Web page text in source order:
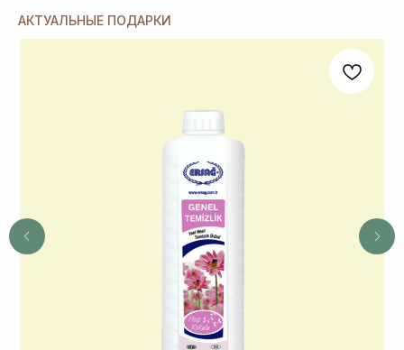
АКТУАЛЬНЫЕ ПОДАРКИ
[ Дарим приятныеподарки и скидкипри заказе ]
При заказе продукции на 3240 руб.
вы получаете 1 подарок из предложенных
При заказе от 6480 руб. вы получаете 3
и более подарка из предложенных на Ваш
выбор. В период спецакции 9/4 или 7/5
1
СКИДКУ